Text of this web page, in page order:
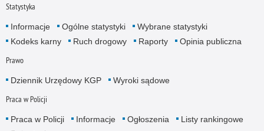
Statystyka
Informacje Ogólne statystyki
Wybrane statystyki
Kodeks karny
Ruch drogowy Raporty Opinia publiczna
Prawo
Dziennik Urzędowy KGP Wyroki sądowe
Praca w Policji
Praca w Policji Informacje Ogłoszenia
Listy rankingowe